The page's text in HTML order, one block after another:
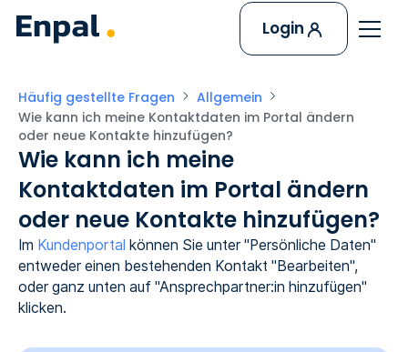
Login
Häufig gestellte Fragen
Allgemein
Wie kann ich meine Kontaktdaten im Portal ändern
oder neue Kontakte hinzufügen?
Wie kann ich meine
Kontaktdaten im Portal ändern
oder neue Kontakte hinzufügen?
Im Kundenportal können Sie unter "Persönliche Daten"
entweder einen bestehenden Kontakt "Bearbeiten",
oder ganz unten auf "Ansprechpartner:in hinzufügen"
klicken.